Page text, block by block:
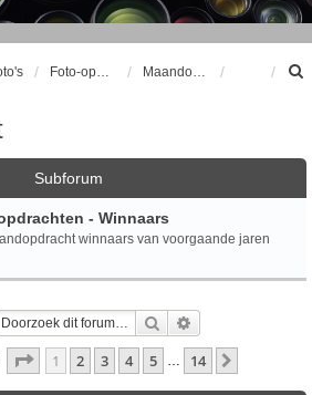
Subforum
- Winnaars
winnaars van voorgaande jaren
Zoek
Pagina Van14
1 2 3 4 5 14